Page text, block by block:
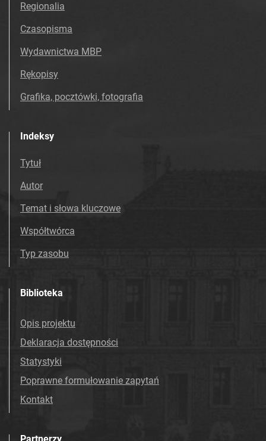
Regionalia
Czasopisma
Wydawnictwa MBP
Rękopisy
Grafika, pocztówki, fotografia
Indeksy
Tytuł
Autor
Temat i słowa kluczowe
Współtwórca
Typ zasobu
Biblioteka
Opis projektu
Deklaracja dostępności
Statystyki
Poprawne formułowanie zapytań
Kontakt